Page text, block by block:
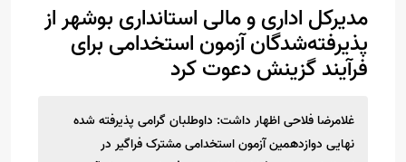
مدیرکل اداری و مالی استانداری بوشهر از
پذیرفته‌شدگان آزمون استخدامی برای
فرآیند گزینش دعوت کرد
غلامرضا فلاحی اظهار داشت: داوطلبان گرامی پذیرفته شده
نهایی دوازدهمین آزمون استخدامی مشترک فراگیر در